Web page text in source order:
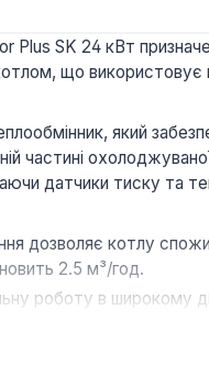
Plus SK 24 кВт
що використовує
який
частині
датчики тиску та
дозволяє котлу
2.5 м³/год.
роботу в широкому
як контроль полум'я